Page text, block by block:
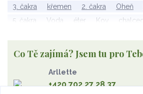
3. čakra
křemen 2. čakra Oheň
5. čakra
Voda éter Kov
Wu Xing
apatit
diamant
Co Tě zajímá? Jsem tu pro
Arllette
+420 702 27 28 37